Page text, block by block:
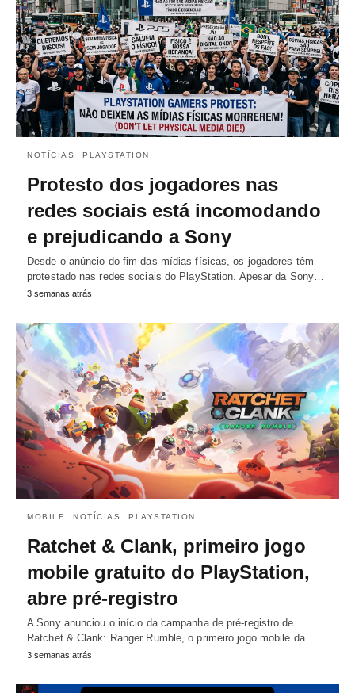
NOTÍCIAS PLAYSTATION
Protesto dos jogadores nas
redes sociais está incomodando
e prejudicando a Sony
Desde o anúncio do fim das mídias físicas, os jogadores têm
protestado nas redes sociais do PlayStation. Apesar da Sony…
3 semanas atrás
MOBILE NOTÍCIAS PLAYSTATION
Ratchet & Clank, primeiro jogo
mobile gratuito do PlayStation,
abre pré-registro
A Sony anunciou o início da campanha de pré-registro de
Ratchet & Clank: Ranger Rumble, o primeiro jogo mobile da…
3 semanas atrás